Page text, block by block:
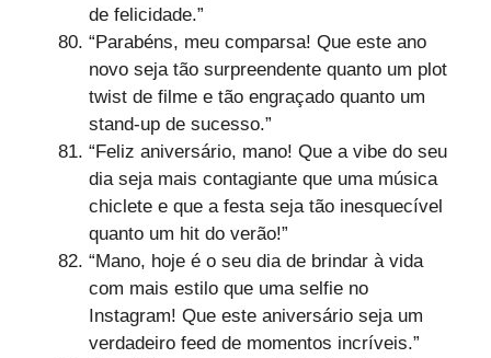
de felicidade.”
“Parabéns, meu comparsa! Que este ano
novo seja tão surpreendente quanto um plot
twist de filme e tão engraçado quanto um
stand-up de sucesso.”
“Feliz aniversário, mano! Que a vibe do seu
dia seja mais contagiante que uma música
chiclete e que a festa seja tão inesquecível
quanto um hit do verão!”
“Mano, hoje é o seu dia de brindar à vida
com mais estilo que uma selfie no
Instagram! Que este aniversário seja um
verdadeiro feed de momentos incríveis.”